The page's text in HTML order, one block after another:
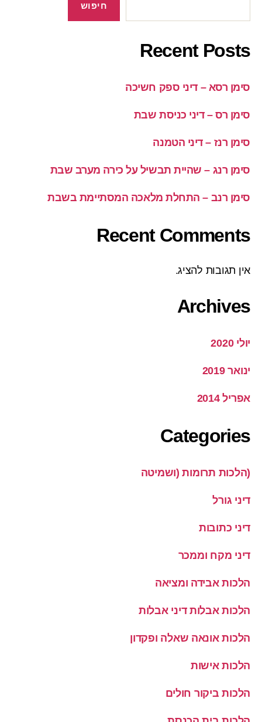
חיפוש
Recent Posts
סימן רסא – דיני ספק חשיכה
סימן רס – דיני כניסת שבת
סימן רנז – דיני הטמנה
סימן רנג – שהיית תבשיל על כירה מערב שבת
סימן רנב – התחלת מלאכה המסתיימת בשבת
Recent Comments
אין תגובות להציג.
Archives
יולי 2020
ינואר 2019
אפריל 2014
Categories
(הלכות תרומות (ושמיטה
דיני גורל
דיני כתובות
דיני מקח וממכר
הלכות אבידה ומציאה
הלכות אבלות דיני אבלות
הלכות אונאה שאלה ופקדון
הלכות אישות
הלכות ביקור חולים